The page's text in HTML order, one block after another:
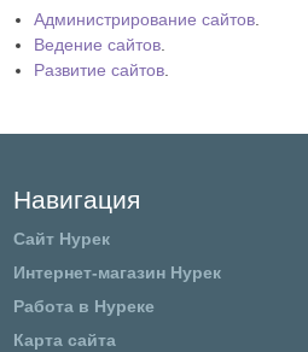
Администрирование сайтов
Ведение сайтов
Развитие сайтов
Навигация
Сайт Нурек
Интернет-магазин Нурек
Работа в Нуреке
Карта сайта